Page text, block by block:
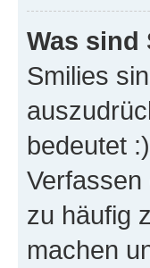
Was sind
Smilies
bedeutet
zu häufig
machen